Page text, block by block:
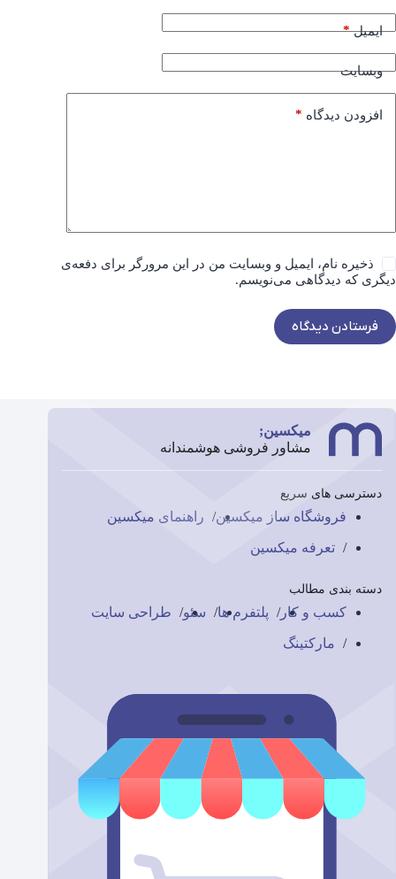
ایمیل*
وبسایت
افزودن دیدگاه *
ذخیره نام، ایمیل و وبسایت من در این مرورگر برای دفعه‌ی
دیگری که دیدگاهی می‌نویسم.
فرستادن دیدگاه
میکسین;
مشاور فروشی هوشمندانه
دسترسی های سریع
فروشگاه ساز میکسین راهنمای میکسین
تعرفه میکسین
دسته بندی مطالب
کسب و کار پلتفرم ها سئو طراحی سایت
مارکتینگ